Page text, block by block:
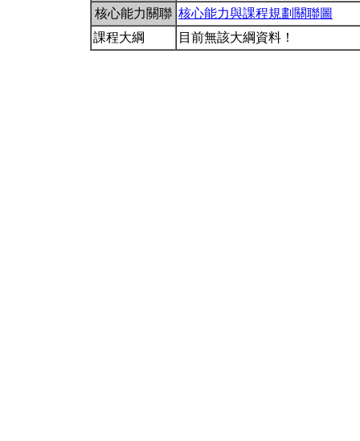
核心能力關聯 核心能力與課程規劃關聯圖
課程大綱
目前無該大綱資料！